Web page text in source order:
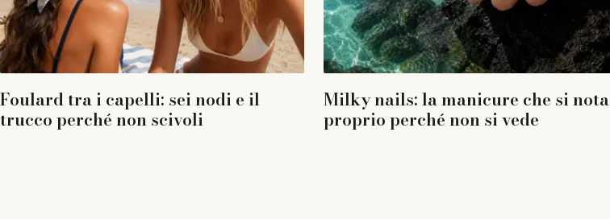
Foulard tra i capelli: sei nodi e il
trucco perché non scivoli
Milky nails: la manicure che si nota
proprio perché non si vede